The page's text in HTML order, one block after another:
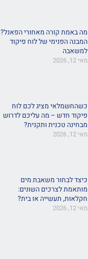
מה באמת קורה מאחורי הפאנל?
המבנה הפנימי של לוח פיקוד
למשאבה
מאי 12, 2026
כשהחשמלאי מציג לכם לוח
פיקוד חדש – מה עליכם לדרוש
מבחינה טכנית ותקנית?
מאי 12, 2026
כיצד לבחור משאבת מים
מותאמת לצרכים השונים:
חקלאות, תעשייה או בית?
מאי 12, 2026